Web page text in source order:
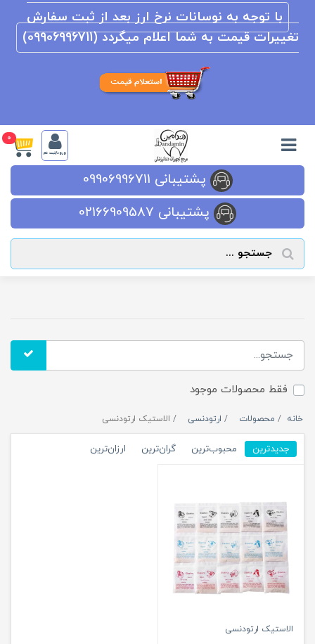
با توجه به نوسانات نرخ ارز بعد از ثبت سفارش
تغییرات قیمت به شما اعلام میگردد (09906996711)
ورود/ثبت نام
0
پشتیبانی 09906996711
پشتیبانی 02166909587
فقط محصولات موجود
خانه محصولات ارتودنسی الاستیک ارتودنسی
جدیدترین محبوب‌ترین گران‌ترین ارزان‌ترین
الاستیک ارتودنسی